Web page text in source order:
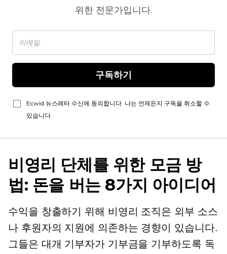
위한 전문가입니다.
구독하기
Ecwid 뉴스레터 수신에 동의합니다. 나는 언제든지 구독을 취소할 수
있습니다.
비영리 단체를 위한 모금 방
법: 돈을 버는 8가지 아이디어
수익을 창출하기 위해 비영리 조직은 외부 소스
나 후원자의 지원에 의존하는 경향이 있습니다.
그들은 대개 기부자가 기부금을 기부하도록 독